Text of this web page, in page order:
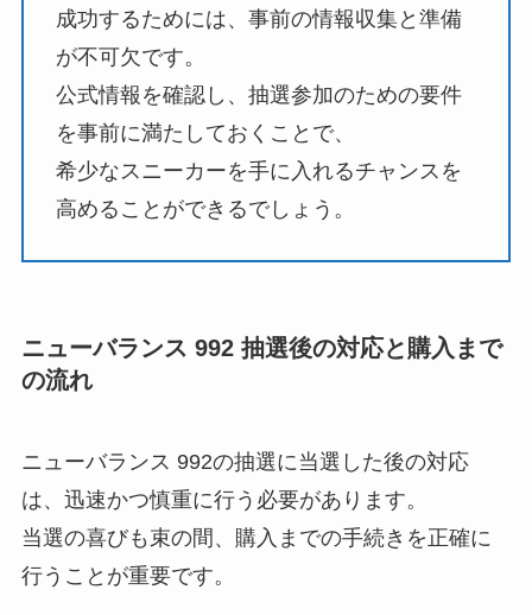
成功するためには、事前の情報収集と準備
が不可欠です。
公式情報を確認し、抽選参加のための要件
を事前に満たしておくことで、
希少なスニーカーを手に入れるチャンスを
高めることができるでしょう。
ニューバランス 992 抽選後の対応と購入まで
の流れ
ニューバランス 992の抽選に当選した後の対応
は、迅速かつ慎重に行う必要があります。
当選の喜びも束の間、購入までの手続きを正確に
行うことが重要です。